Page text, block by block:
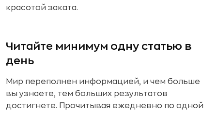
красотой заката.
Читайте минимум одну статью в
день
Мир переполнен информацией, и чем больше
вы узнаете, тем больших результатов
достигнете. Прочитывая ежедневно по одной